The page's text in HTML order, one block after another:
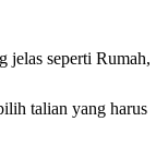
jelas seperti Rumah,
talian yang harus